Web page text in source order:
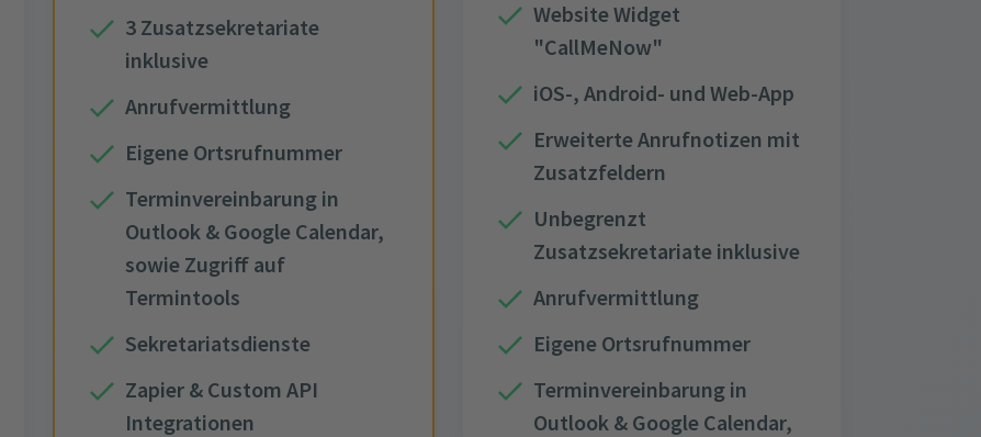
3 Zusatzsekretariate
inklusive
Anrufvermittlung
Eigene Ortsrufnummer
Terminvereinbarung in
Outlook & Google Calendar,
sowie Zugriff auf
Termintools
Sekretariatsdienste
Zapier & Custom API
Integrationen
Website Widget
"CallMeNow"
iOS-, Android- und Web-App
Erweiterte Anrufnotizen mit
Zusatzfeldern
Unbegrenzt
Zusatzsekretariate inklusive
Anrufvermittlung
Eigene Ortsrufnummer
Terminvereinbarung in
Outlook & Google Calendar,